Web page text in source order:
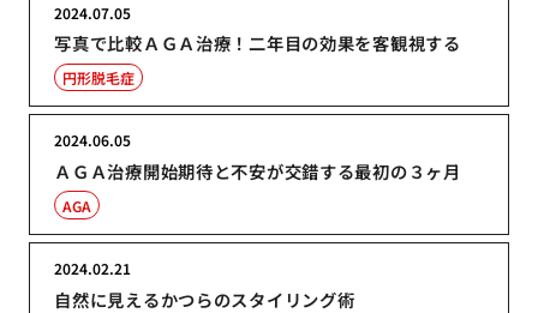
写真で比較ＡＧＡ治療！二年目の効果を客観視する
2024.07.05
円形脱毛症
ＡＧＡ治療開始期待と不安が交錯する最初の３ヶ月
2024.06.05
AGA
自然に見えるかつらのスタイリング術
2024.02.21